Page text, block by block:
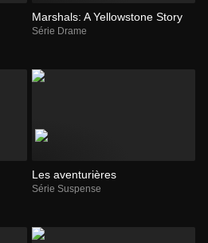
Marshals: A Yellowstone Story
Série Drame
Les aventurières
Série Suspense